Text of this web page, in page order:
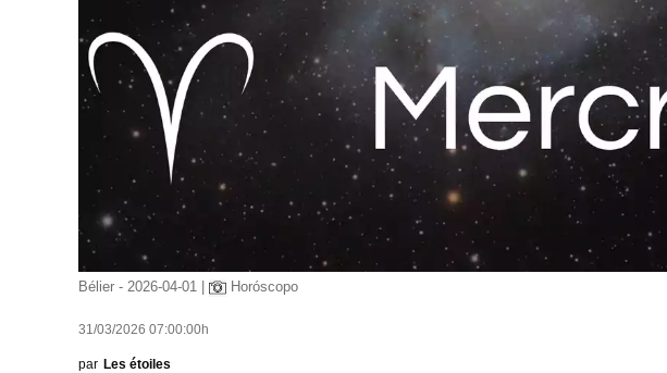
Bélier - 2026-04-01 | Horóscopo
31/03/2026 07:00:00h
par Les étoiles